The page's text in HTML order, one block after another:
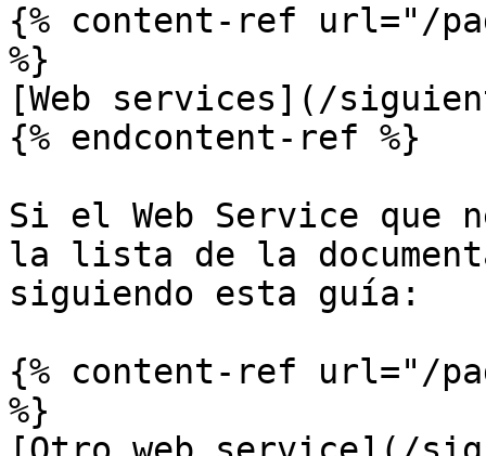
{% content-ref url="/
%}
[Web services](/
{% endcontent-ref %}
Si el Web Service que
la lista de la
siguiendo esta guía:
{% content-ref url="/
%}